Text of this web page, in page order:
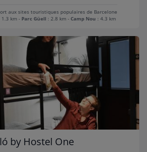
aux sites touristiques populaires de Barcelone
1.3 km - Parc Güell : 2.8 km - Camp Nou : 4.3 km
by Hostel One